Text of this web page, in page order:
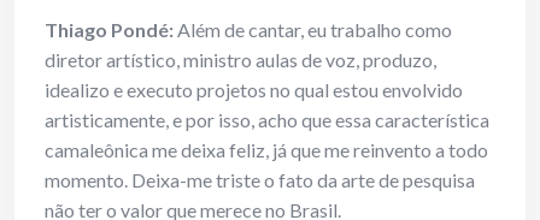
Thiago Pondé:Além de cantar, eu trabalho como
diretor artístico, ministro aulas de voz, produzo,
idealizo e executo projetos no qual estou envolvido
artisticamente, e por isso, acho que essa característica
camaleônica me deixa feliz, já que me reinvento a todo
momento. Deixa-me triste o fato da arte de pesquisa
não ter o valor que merece no Brasil.